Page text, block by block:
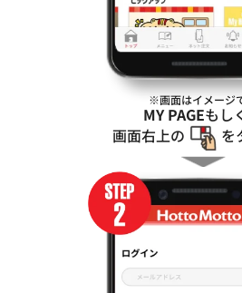
※画面はイメージ
MY PAGEもし
画面右上の
を